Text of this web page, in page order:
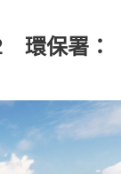
環保署：